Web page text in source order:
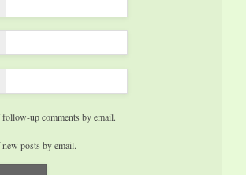
up comments by email.
posts by email.